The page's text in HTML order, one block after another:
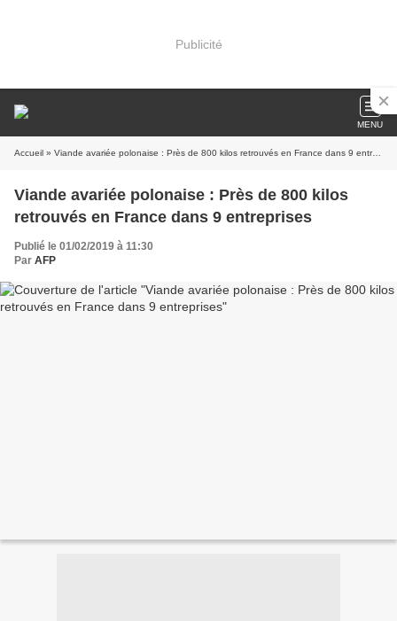
Publicité
MENU
Accueil » Viande avariée polonaise : Près de 800 kilos retrouvés en France dans 9 entreprises
Viande avariée polonaise : Près de 800 kilos
retrouvés en France dans 9 entreprises
Publié le 01/02/2019 à 11:30
Par AFP